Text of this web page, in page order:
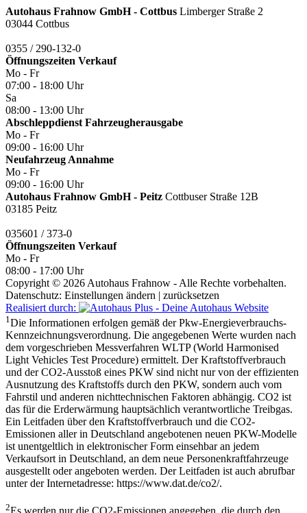
Autohaus Frahnow GmbH - Cottbus Limberger Straße 2
03044 Cottbus
0355 / 290-132-0
Öffnungszeiten Verkauf
Mo - Fr
07:00 - 18:00 Uhr
Sa
08:00 - 13:00 Uhr
Abschleppdienst Fahrzeugherausgabe
Mo - Fr
09:00 - 16:00 Uhr
Neufahrzeug Annahme
Mo - Fr
09:00 - 16:00 Uhr
Autohaus Frahnow GmbH - Peitz Cottbuser Straße 12B
03185 Peitz
035601 / 373-0
Öffnungszeiten Verkauf
Mo - Fr
08:00 - 17:00 Uhr
Copyright © 2026 Autohaus Frahnow - Alle Rechte vorbehalten.
Datenschutz: Einstellungen ändern | zurücksetzen
Realisiert durch:
1 Die Informationen erfolgen gemäß der Pkw-Energieverbrauchs-
Kennzeichnungsverordnung. Die angegebenen Werte wurden nach
dem vorgeschrieben Messverfahren WLTP (World Harmonised
Light Vehicles Test Procedure) ermittelt. Der Kraftstoffverbrauch
und der CO2-Ausstoß eines PKW sind nicht nur von der effizienten
Ausnutzung des Kraftstoffs durch den PKW, sondern auch vom
Fahrstil und anderen nichttechnischen Faktoren abhängig. CO2 ist
das für die Erderwärmung hauptsächlich verantwortliche Treibgas.
Ein Leitfaden über den Kraftstoffverbrauch und die CO2-
Emissionen aller in Deutschland angebotenen neuen PKW-Modelle
ist unentgeltlich in elektronischer Form einsehbar an jedem
Verkaufsort in Deutschland, an dem neue Personenkraftfahrzeuge
ausgestellt oder angeboten werden. Der Leitfaden ist auch abrufbar
unter der Internetadresse: https://www.dat.de/co2/.
2